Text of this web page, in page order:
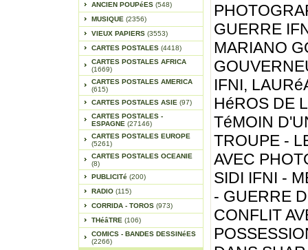
ANCIEN POUPéES (548)
MUSIQUE (2356)
VIEUX PAPIERS (3553)
CARTES POSTALES (4418)
CARTES POSTALES AFRICA
(1669)
CARTES POSTALES AMERICA
(615)
CARTES POSTALES ASIE (97)
CARTES POSTALES -
ESPAGNE (27146)
CARTES POSTALES EUROPE
(5261)
CARTES POSTALES OCEANIE
(8)
PUBLICITé (200)
RADIO (115)
CORRIDA - TOROS (973)
THéâTRE (106)
COMICS - BANDES DESSINéES
(2266)
GUERRE
MARIANO
IFNI,
HéROS DE
TéMOIN
TROUPE -
AVEC
SIDI IFNI -
- GUERRE
CONFLIT